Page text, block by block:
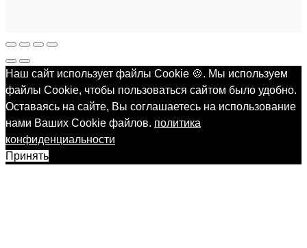
Наш сайт использует файлы Cookie 🍪. Мы используем
файлы Cookie, чтобы пользоваться сайтом было удобно.
Оставаясь на сайте, Вы соглашаетесь на использование
нами Ваших Cookie файлов. политика
конфиденциальности
Принять